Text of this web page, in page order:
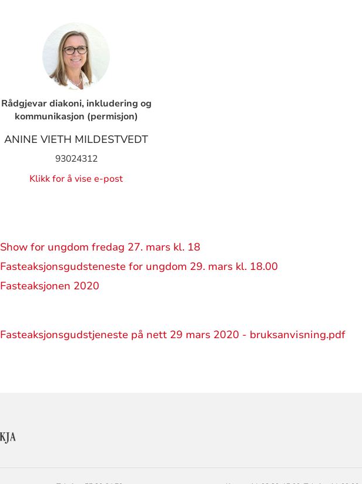
Rådgjevar diakoni, inkludering og
kommunikasjon (permisjon)
ANINE VIETH MILDESTVEDT
93024312
Klikk for å vise e-post
Show for ungdom fredag 27. mars kl. 18
Fasteaksjonsgudsteneste for ungdom 29. mars kl. 18.00
Fasteaksjonen 2020
Fasteaksjonsgudstjeneste på nett 29 mars 2020 - bruksanvisning.pdf
KONTAKTINFORMASJON